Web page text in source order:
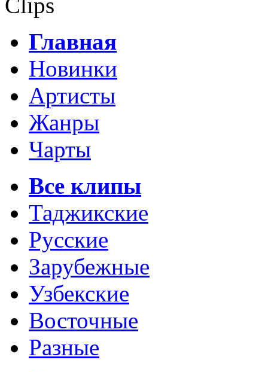
Главная
Новинки
Артисты
Жанры
Чарты
Все клипы
Таджикские
Русские
Зарубежные
Узбекские
Восточные
Разные